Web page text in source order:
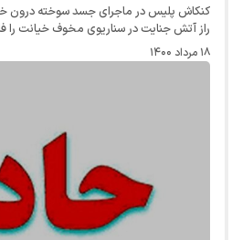
کنکاش پلیس در ماجرای جسد سوخته درون
راز آتش جنایت در سناریوی مخوف خیانت را
۱۸ مرداد ۱۴۰۰